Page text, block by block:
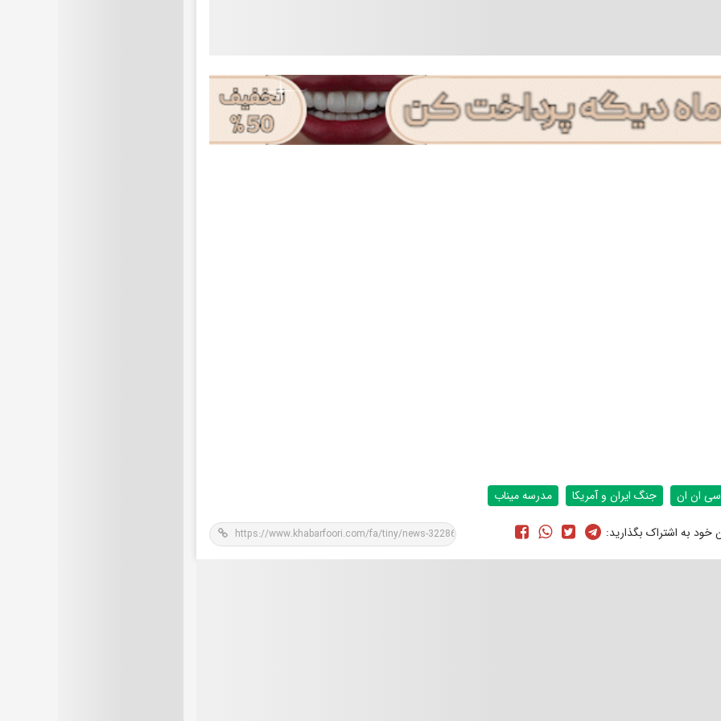
سی ان ان جنگ ایران و آمریکا مدرسه میناب
خود به اشتراک بگذارید: